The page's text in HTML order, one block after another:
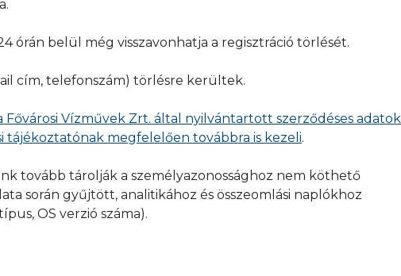
órán belül még visszavonhatja a regisztráció törlését.
cím, telefonszám) törlésre kerültek.
Fővárosi Vízművek Zrt. által nyilvántartott szerződéses adatok
tájékoztatónak megfelelően továbbra is kezeli.
tovább tárolják a személyazonossághoz nem köthető
során gyűjtött, analitikához és összeomlási naplókhoz
OS verzió száma).